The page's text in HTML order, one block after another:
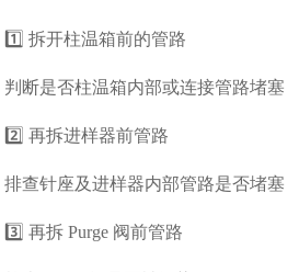
1️⃣ 拆开柱温箱前的管路
判断是否柱温箱内部或连接管路堵塞
2️⃣ 再拆进样器前管路
排查针座及进样器内部管路是否堵塞
3️⃣ 再拆 Purge 阀前管路